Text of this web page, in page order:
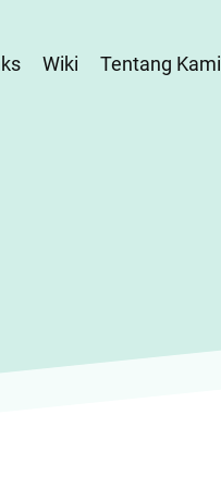
Wiki Tentang Kami